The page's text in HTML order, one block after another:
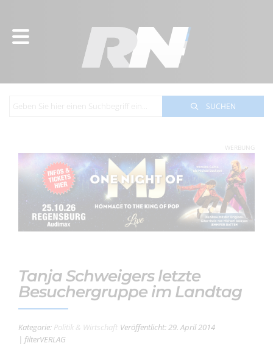
SUCHEN
WERBUNG
Tanja Schweigers letzte
Besuchergruppe im Landtag
Kategorie: Politik & Wirtschaft Veröffentlicht: 29. April 2014
| filterVERLAG